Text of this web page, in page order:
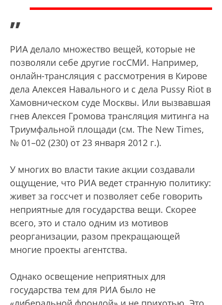
”
РИА делало множество вещей, которые не
позволяли себе другие госСМИ. Например,
онлайн-трансляция с рассмотрения в Кирове
дела Алексея Навального и с дела Pussy Riot в
Хамовническом суде Москвы. Или вызвавшая
гнев Алексея Громова трансляция митинга на
Триумфальной площади (см. The New Times,
№ 01–02 (230) от 23 января 2012 г.).
У многих во власти такие акции создавали
ощущение, что РИА ведет странную политику:
живет за госсчет и позволяет себе говорить
неприятные для государства вещи. Скорее
всего, это и стало одним из мотивов
реорганизации, разом прекращающей
многие проекты агентства.
Однако освещение неприятных для
государства тем для РИА было не